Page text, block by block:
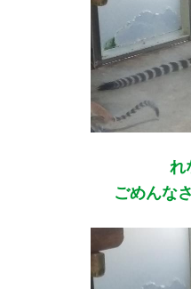
れ
ごめんな